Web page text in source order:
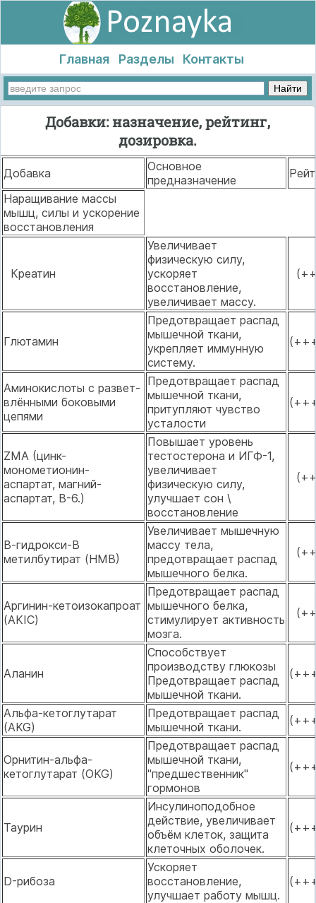
Главная Разделы Контакты
Добавки: назначение, рейтинг,
дозировка.
Добавка
Основное
предназначение
Наращивание массы
мышц, силы и ускорение
восстановления
Креатин
Увеличивает
физическую силу,
ускоряет
восстановление,
увеличивает массу.
Глютамин
Предотвращает распад
мышечной ткани,
укрепляет иммунную
систему.
Аминокислоты с развет-
влёнными боковыми
цепями
Предотвращает распад
мышечной ткани,
притупляют чувство
усталости
ZMA (цинк-
монометионин-
аспартат, магний-
аспартат, В-6.)
Повышает уровень
тестостерона и ИГФ-1,
увеличивает
физическую силу,
улучшает сон \
восстановление
В-гидрокси-В
метилбутират (НМВ)
Увеличивает мышечную
массу тела,
предотвращает распад
мышечного белка.
Аргинин-кетоизокапроат
(AKIC)
Предотвращает распад
мышечного белка,
стимулирует активность
мозга.
Аланин
Способствует
производству глюкозы
Предотвращает распад
мышечной ткани.
Альфа-кетоглутарат
(AKG)
Предотвращает распад
мышечной ткани.
Орнитин-альфа-
кетоглутарат (OKG)
Предотвращает распад
мышечной ткани,
"предшественник"
гормонов
Таурин
Инсулиноподобное
действие, увеличивает
объём клеток, защита
клеточных оболочек.
D-рибоза
Ускоряет
восстановление,
улучшает работу мышц.